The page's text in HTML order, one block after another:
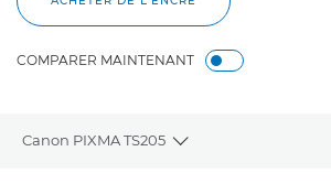
COMPARER MAINTENANT
Canon PIXMA TS205
Toggle breadcrumbs